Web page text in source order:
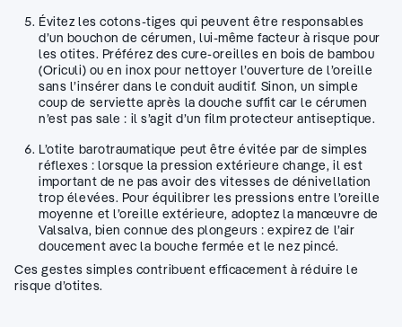
Évitez les cotons-tiges qui peuvent être responsables
d’un bouchon de cérumen, lui-même facteur à risque pour
les otites. Préférez des cure-oreilles en bois de bambou
(Oriculi) ou en inox pour nettoyer l’ouverture de l’oreille
sans l’insérer dans le conduit auditif. Sinon, un simple
coup de serviette après la douche suffit car le cérumen
n’est pas sale : il s’agit d’un film protecteur antiseptique.
L’otite barotraumatique peut être évitée par de simples
réflexes : lorsque la pression extérieure change, il est
important de ne pas avoir des vitesses de dénivellation
trop élevées. Pour équilibrer les pressions entre l’oreille
moyenne et l’oreille extérieure, adoptez la manœuvre de
Valsalva, bien connue des plongeurs : expirez de l’air
doucement avec la bouche fermée et le nez pincé.
Ces gestes simples contribuent efficacement à réduire le
risque d’otites.